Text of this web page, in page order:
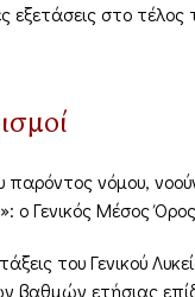
εξετάσεις στο τέλος
παρόντος νόμου,
ο Γενικός Μέσος Όρος
του Γενικού
βαθμών ετήσιας